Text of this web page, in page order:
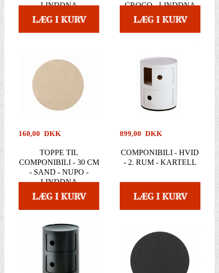
LINDDNA
CROCO - LINDDNA
160,00 DKK
TOPPE TIL
COMPONIBILI - 30 CM
- SAND - NUPO -
LINDDNA
899,00 DKK
COMPONIBILI - HVID
- 2. RUM - KARTELL